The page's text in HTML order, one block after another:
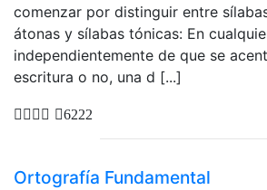
comenzar por distinguir entre
átonas y sílabas tónicas: En
independientemente de que se
escritura o no, una d [...]
6222
Ortografía Fundamental